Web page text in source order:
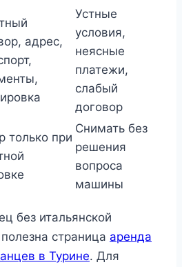
адрес,
Устные
условия,
неясные
платежи,
слабый
договор
только при
Снимать без
решения
вопроса
машины
без итальянской
страница аренда
в Турине. Для